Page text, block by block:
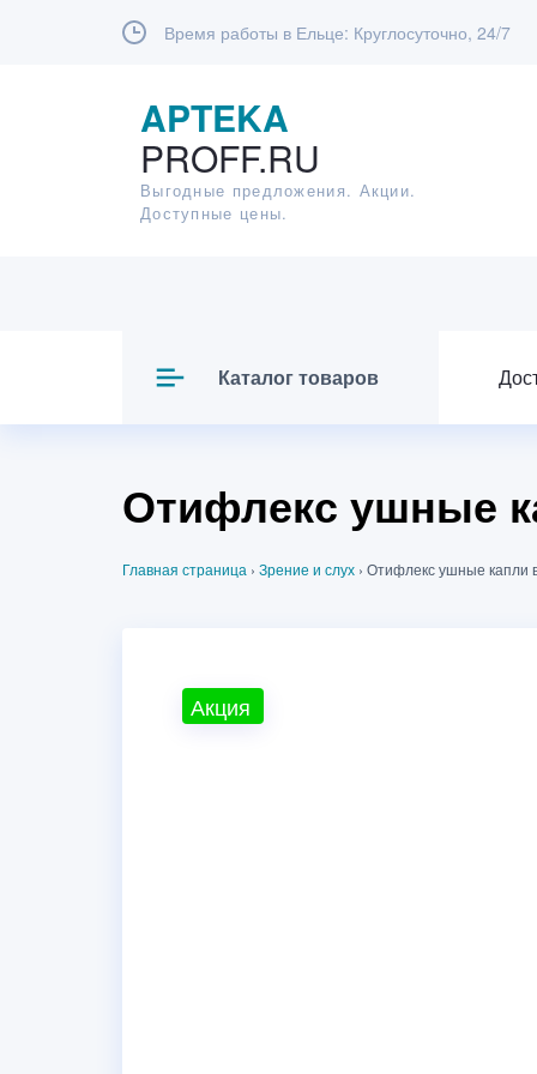
Время работы в Ельце: Круглосуточно, 24/7
APTEKA
PROFF.RU
Выгодные предложения. Акции.
Доступные цены.
Каталог товаров
Отифлекс ушные
Главная страница › Зрение и слух › Отифлекс ушные капли
Акция